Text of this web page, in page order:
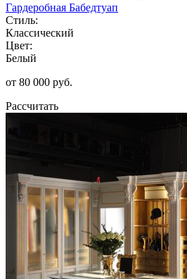
Гардеробная Бабедтуап
Стиль:
Классический
Цвет:
Белый
от 80 000 руб.
Рассчитать